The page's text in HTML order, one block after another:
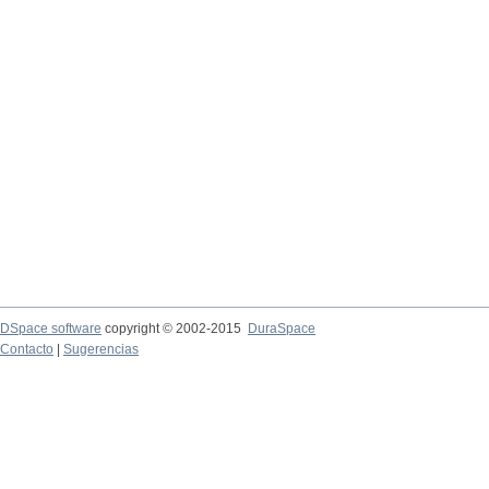
DSpace software copyright © 2002-2015
DuraSpace
Contacto
Sugerencias